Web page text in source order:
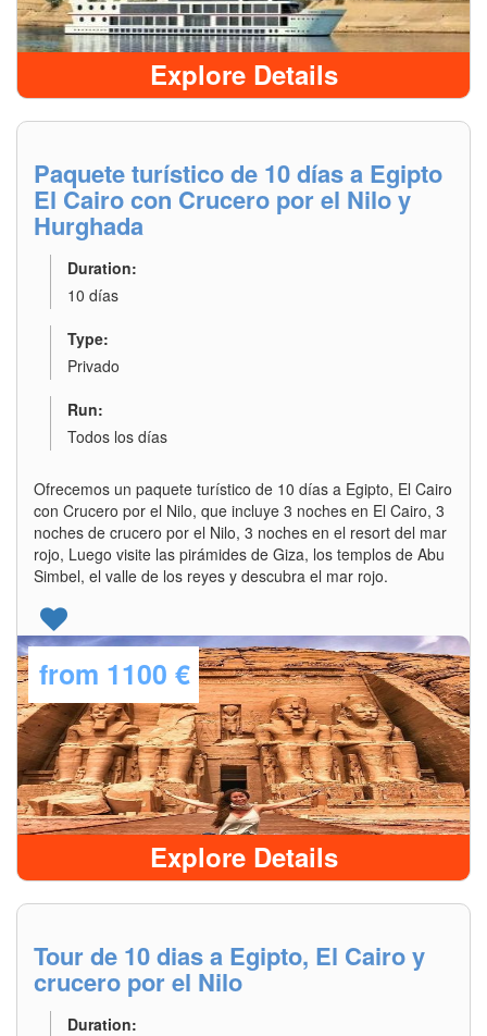
Explore Details
Paquete turístico de 10 días a Egipto
El Cairo con Crucero por el Nilo y
Hurghada
Duration:
10 días
Type:
Privado
Run:
Todos los días
Ofrecemos un paquete turístico de 10 días a Egipto, El Cairo
con Crucero por el Nilo, que incluye 3 noches en El Cairo, 3
noches de crucero por el Nilo, 3 noches en el resort del mar
rojo, Luego visite las pirámides de Giza, los templos de Abu
Simbel, el valle de los reyes y descubra el mar rojo.
from 1100 €
Explore Details
Tour de 10 dias a Egipto, El Cairo y
crucero por el Nilo
Duration: